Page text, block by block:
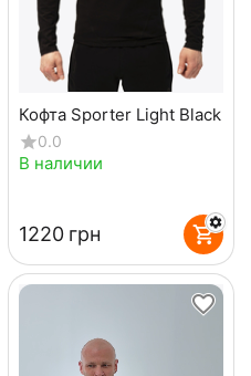
Кофта Sporter Light Black
0.0
В наличии
‍1220‍ грн